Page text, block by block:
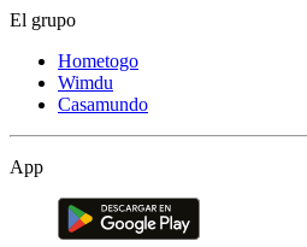
El grupo
Hometogo
Wimdu
Casamundo
App